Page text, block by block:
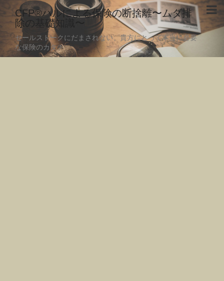
CFP®ハルによる保険の断捨離〜ムダ排
除の基礎知識〜
セールストークにだまされない、貴方にとって本当に必要
な保険のカタチ